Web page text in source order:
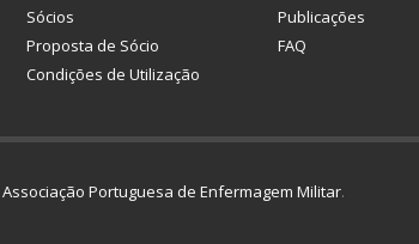
Sócios
Proposta de Sócio
Condições de Utilização
Publicações
FAQ
Associação Portuguesa de Enfermagem Militar.